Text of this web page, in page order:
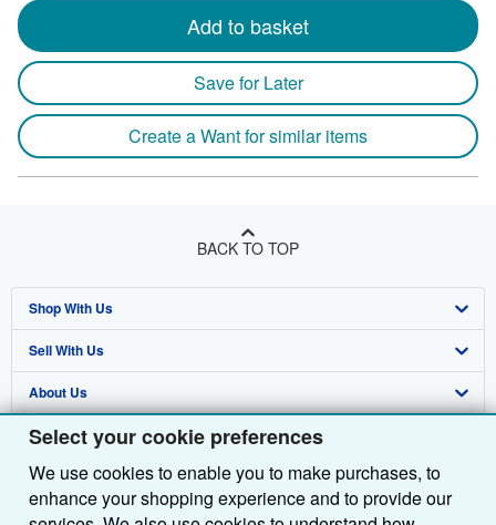
Select your cookie preferences
We use cookies to enable you to make purchases, to
enhance your shopping experience and to provide our
Add to basket
Save for Later
Create a Want for similar items
BACK TO TOP
Shop With Us
Advanced Search
Browse Collections
My Account
My Orders
View Basket
Sell With Us
Start Selling
Join Our Affiliate Programme
Book Buyback
Refer a seller
About Us
About AbeBooks
Media
Careers
Find Help
Help
Customer Service
Other AbeBooks Companies
AbeBooks.com
Follow AbeBooks